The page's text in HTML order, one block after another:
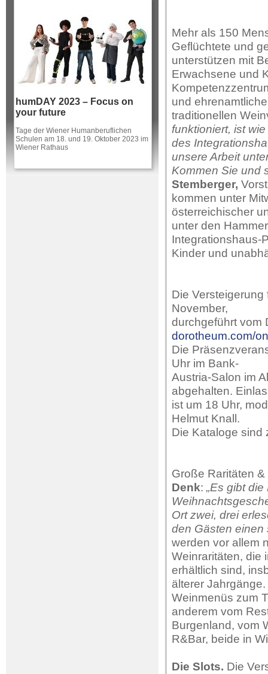
humDAY 2023 – Focus on
your future
Tage der Wiener Humanberuflichen
Schulen am 18. und 19. Oktober 2023 im
Wiener Rathaus
Mehr als 150
Geflüchtete und
unterstützen mit
Erwachsene und
und
traditionellen
funktioniert, ist
des
unsere Arbeit
Kommen Sie und
Stemberger,
kommen unter
österreichischer
unter den
Integrationshaus-
Kinder und
Die
November,
durchgeführt vom
dorotheum.com/
Die
Uhr im Bank-
Austria-Salon im
abgehalten.
ist um 18 Uhr,
Helmut Knall.
Die Kataloge
Große Raritäten
Denk: „Es gibt
Ort zwei, drei
den Gästen
werden vor allem
Weinraritäten, die
erhältlich sind,
älterer
Weinmenüs zum
anderem vom
Burgenland, vom
R&Bar, beide in
Die Slots. Die